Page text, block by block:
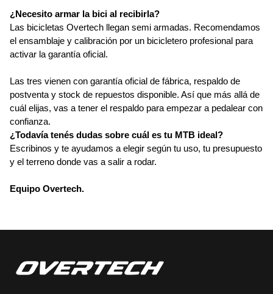
¿Necesito armar la bici al recibirla?
Las bicicletas Overtech llegan semi armadas. Recomendamos
el ensamblaje y calibración por un bicicletero profesional para
activar la garantía oficial.
Las tres vienen con garantía oficial de fábrica, respaldo de
postventa y stock de repuestos disponible. Así que más allá de
cuál elijas, vas a tener el respaldo para empezar a pedalear con
confianza.
Escribinos y te ayudamos a elegir según tu uso, tu presupuesto
y el terreno donde vas a salir a rodar.
Equipo Overtech.